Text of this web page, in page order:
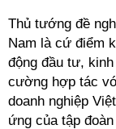
Thủ tướng đề
Nam là cứ điểm
động đầu tư,
cường hợp tác
doanh nghiệp
ứng của tập